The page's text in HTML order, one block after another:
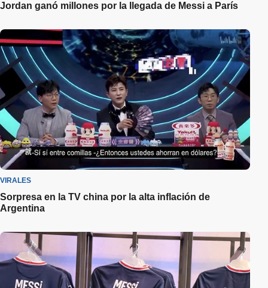
Jordan ganó millones por la llegada de Messi a París
VIRALES
Sorpresa en la TV china por la alta inflación de
Argentina